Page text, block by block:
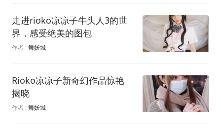
走进rioko凉凉子牛头人3的世
界，感受绝美的图包
作者 :舞妖城
Rioko凉凉子新奇幻作品惊艳
揭晓
作者 :舞妖城